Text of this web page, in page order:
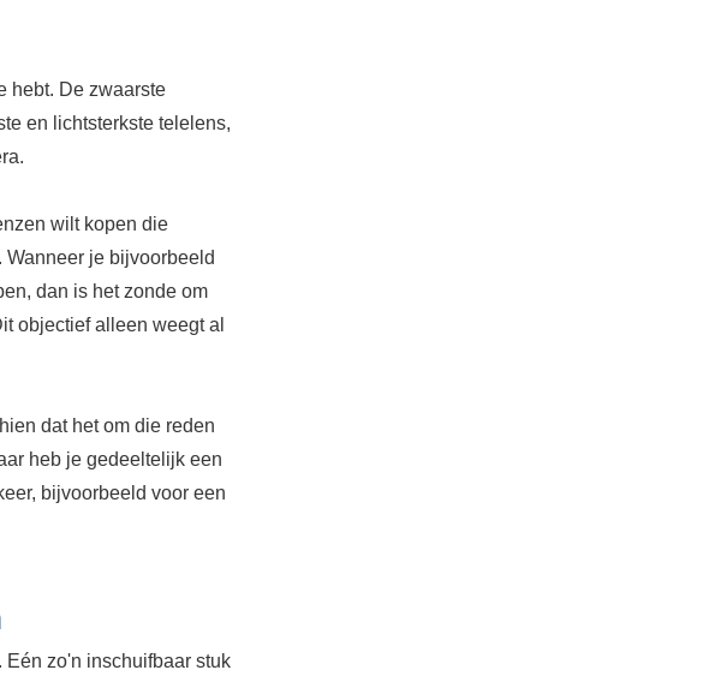
hebt. De zwaarste
en lichtsterkste telelens,
wilt kopen die
je bijvoorbeeld
dan is het zonde om
objectief alleen weegt al
dat het om die reden
heb je gedeeltelijk een
bijvoorbeeld voor een
Eén zo'n inschuifbaar stuk